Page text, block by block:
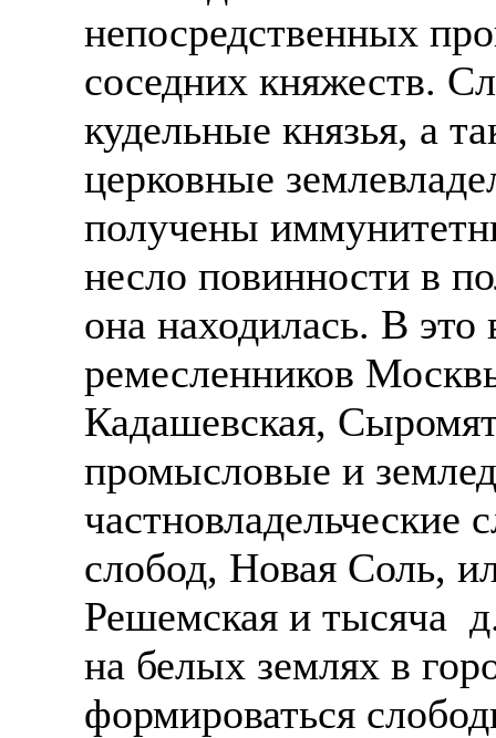
непосредственных
соседних княжеств.
кудельные князья, а
церковные
получены
несло повинности в
она находилась. В
ремесленников
Кадашевская,
промысловые и
частновладельческие
слобод, Новая Соль,
Решемская и тысяча
на белых землях в
формироваться